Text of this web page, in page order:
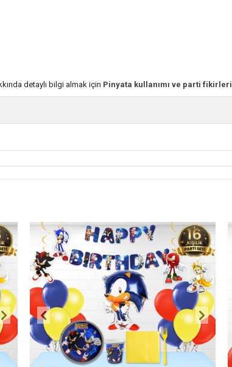
detaylı bilgi almak için Pinyata kullanımı ve parti fikirleri